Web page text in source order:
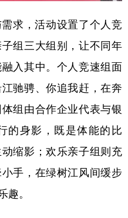
福建 江西
湖北 湖南
海南 重庆
云南 西藏
青海 宁夏
求，活动设置了个人竞
组三大组别，让不同年
入其中。个人竞速组面
驰骋、你追我赶，在奔
组由合作企业代表与银
的身影，既是体能的比
缩影；欢乐亲子组则充
手，在绿树江风间缓步
。